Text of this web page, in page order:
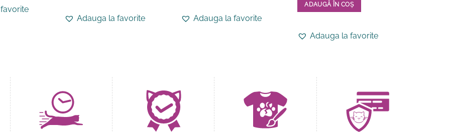
are
fi
alese
în
pagina
Adauga la favorite
are
fi
alese
pagina
Adauga la favorite
ADAUGĂ ÎN COȘ
are
Opțiunile
Adauga la favorite